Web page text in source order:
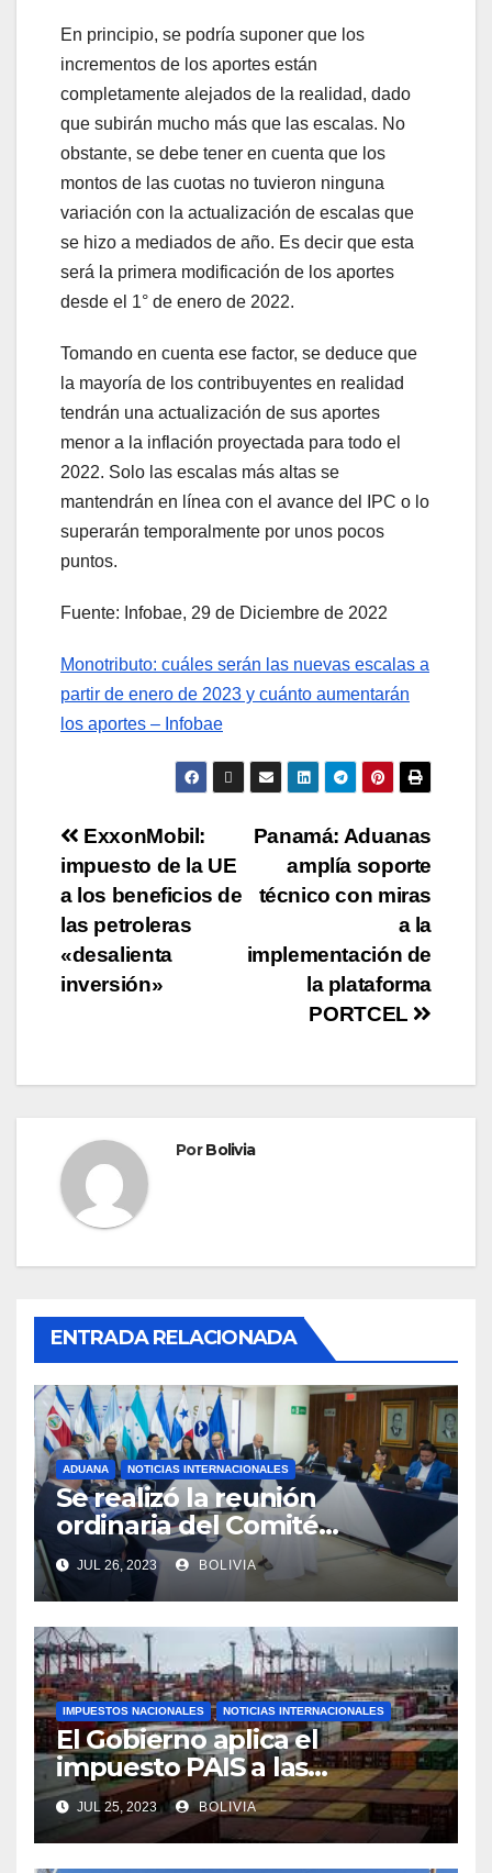
En principio, se podría suponer que los
incrementos de los aportes están
completamente alejados de la realidad, dado
que subirán mucho más que las escalas. No
obstante, se debe tener en cuenta que los
montos de las cuotas no tuvieron ninguna
variación con la actualización de escalas que
se hizo a mediados de año. Es decir que esta
será la primera modificación de los aportes
desde el 1° de enero de 2022.
Tomando en cuenta ese factor, se deduce que
la mayoría de los contribuyentes en realidad
tendrán una actualización de sus aportes
menor a la inflación proyectada para todo el
2022. Solo las escalas más altas se
mantendrán en línea con el avance del IPC o lo
superarán temporalmente por unos pocos
puntos.
Fuente: Infobae, 29 de Diciembre de 2022
Monotributo: cuáles serán las nuevas escalas a
partir de enero de 2023 y cuánto aumentarán
los aportes – Infobae
Panamá: Aduanas
amplía soporte
técnico con miras
a la
implementación de
la plataforma
PORTCEL
ExxonMobil:
impuesto de la UE
a los beneficios de
las petroleras
«desalienta
inversión»
PorBolivia
ENTRADA RELACIONADA
ADUANA NOTICIAS INTERNACIONALES
Se realizó la reunión
ordinaria del Comité
Aduanero Centroamericano
JUL 26, 2023 BOLIVIA
IMPUESTOS NACIONALES NOTICIAS INTERNACIONALES
El Gobierno aplica el
impuesto PAIS a las
importaciones de algunos
bienes y servicios
JUL 25, 2023 BOLIVIA